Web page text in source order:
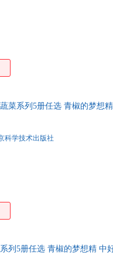
菜系列5册任选 青椒的梦想
科学技术出版社
列5册任选 青椒的梦想精 中